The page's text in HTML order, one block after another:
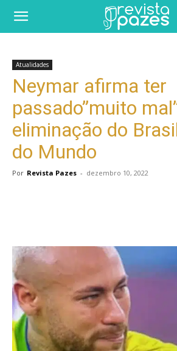
Atualidades
Neymar afirma ter
passado”muito
eliminação do
do Mundo
Por Revista Pazes - dezembro 10, 2022